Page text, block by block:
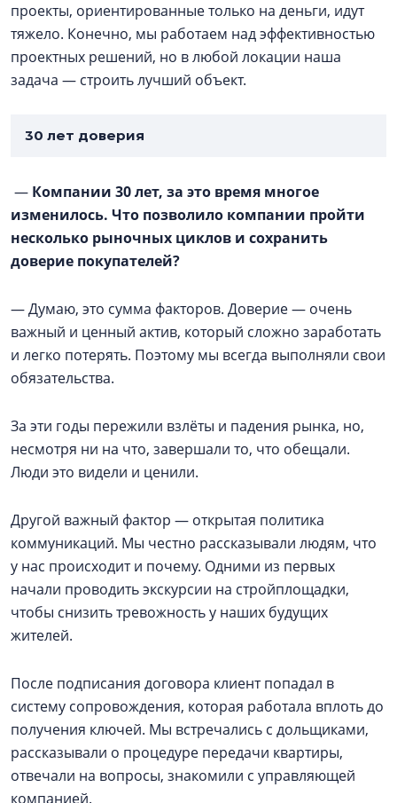
проекты, ориентированные только на деньги, идут
тяжело. Конечно, мы работаем над эффективностью
проектных решений, но в любой локации наша
задача — строить лучший объект.
30 лет доверия
— Компании 30 лет, за это время многое
изменилось. Что позволило компании пройти
несколько рыночных циклов и сохранить
доверие покупателей?
— Думаю, это сумма факторов. Доверие — очень
важный и ценный актив, который сложно заработать
и легко потерять. Поэтому мы всегда выполняли свои
обязательства.
За эти годы пережили взлёты и падения рынка, но,
несмотря ни на что, завершали то, что обещали.
Люди это видели и ценили.
Другой важный фактор — открытая политика
коммуникаций. Мы честно рассказывали людям, что
у нас происходит и почему. Одними из первых
начали проводить экскурсии на стройплощадки,
чтобы снизить тревожность у наших будущих
жителей.
После подписания договора клиент попадал в
систему сопровождения, которая работала вплоть до
получения ключей. Мы встречались с дольщиками,
рассказывали о процедуре передачи квартиры,
отвечали на вопросы, знакомили с управляющей
компанией.